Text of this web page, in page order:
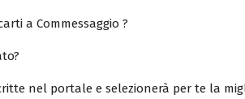
a Commessaggio ?
nel portale e selezionerà per te la